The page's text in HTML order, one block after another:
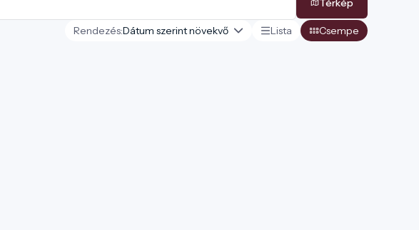
Térkép
Rendezés: Lista Csempe